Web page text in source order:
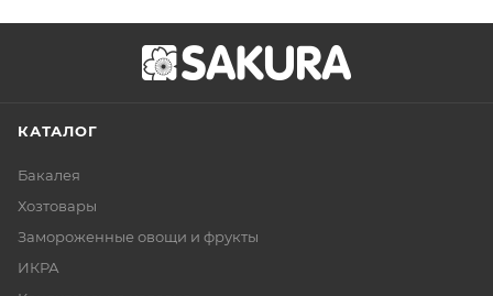
КАТАЛОГ
Бакалея
Хозтовары
Замороженные овощи и фрукты
ИКРА